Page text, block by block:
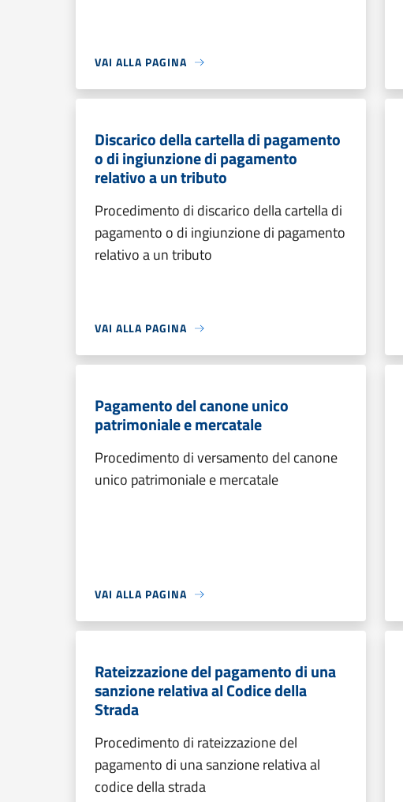
VAI ALLA PAGINA
Discarico della cartella di pagamento
o di ingiunzione di pagamento
relativo a un tributo
Procedimento di discarico della cartella di
pagamento o di ingiunzione di pagamento
relativo a un tributo
VAI ALLA PAGINA
Pagamento del canone unico
patrimoniale e mercatale
Procedimento di versamento del canone
unico patrimoniale e mercatale
VAI ALLA PAGINA
Rateizzazione del pagamento di una
sanzione relativa al Codice della
Strada
Procedimento di rateizzazione del
pagamento di una sanzione relativa al
codice della strada